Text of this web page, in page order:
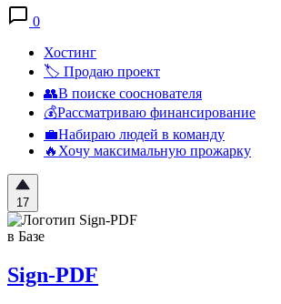
0
Хостинг
🏷️ Продаю проект
👥В поиске сооснователя
💰Рассматриваю финансирование
💼Набираю людей в команду
🔥Хочу максимальную прожарку
17
в Базе
Sign-PDF